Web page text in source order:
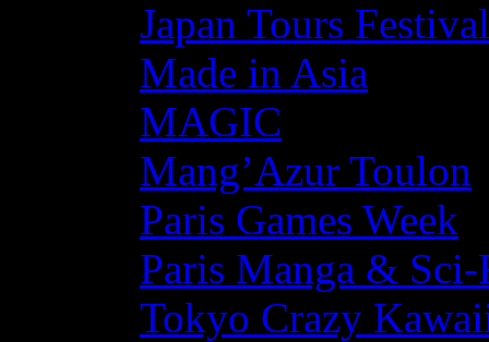
Japan Tours Festival
Made in Asia
MAGIC
Mang’Azur Toulon
Paris Games Week
Paris Manga &
Tokyo Crazy